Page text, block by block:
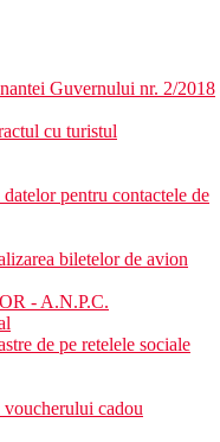
Guvernului nr. 2/2018
cu turistul
pentru contactele de
biletelor de avion
- A.N.P.C.
de pe retelele sociale
cadou